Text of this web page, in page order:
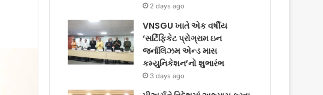
2 days ago
VNSGU ખાતે એક વર્ષીય
‘સર્ટિફિકેટ પ્રોગ્રામ ઇન
જર્નાલિઝમ એન્ડ માસ
કમ્યુનિકેશન’નો શુભારંભ
3 days ago